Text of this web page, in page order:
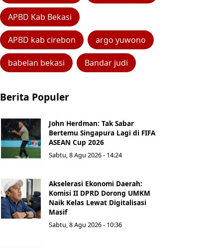
APBD Kab Bekasi
APBD kab cirebon argo yuwono
babelan bekasi Bandar judi
Berita Populer
John Herdman: Tak Sabar
Bertemu Singapura Lagi di FIFA
ASEAN Cup 2026
Sabtu, 8 Agu 2026 - 14:24
Akselerasi Ekonomi Daerah:
Komisi II DPRD Dorong UMKM
Naik Kelas Lewat Digitalisasi
Masif
Sabtu, 8 Agu 2026 - 10:36